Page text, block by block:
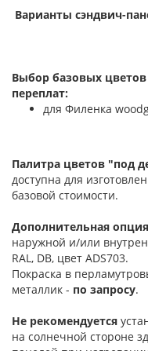
Варианты сэндвич-
Выбор базовых
переплат:
для Филенка
Палитра цветов "под
доступна для
базовой стоимости.
Дополнительная опция
наружной и/или
RAL, DB, цвет ADS703.
Покраска в
металлик - по запросу.
Не рекомендуется
на солнечной стороне